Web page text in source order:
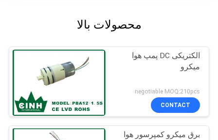
محصولات بالا
الکتریکی DC پمپ هوا
میکرو
negotiable MOQ:210pcs
CONTACT
برق میکرو کمپرسور هوا